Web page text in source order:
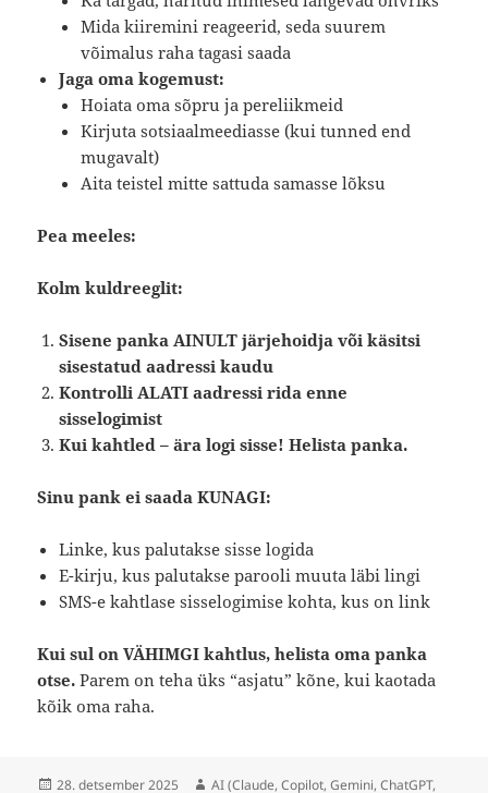
Mida kiiremini reageerid, seda suurem
võimalus raha tagasi saada
Jaga oma kogemust:
Hoiata oma sõpru ja pereliikmeid
Kirjuta sotsiaalmeediasse (kui tunned end
mugavalt)
Aita teistel mitte sattuda samasse lõksu
Pea meeles:
Kolm kuldreeglit:
Sisene panka AINULT järjehoidja või käsitsi
sisestatud aadressi kaudu
Kontrolli ALATI aadressi rida enne
sisselogimist
Kui kahtled – ära logi sisse! Helista panka.
Sinu pank ei saada KUNAGI:
Linke, kus palutakse sisse logida
E-kirju, kus palutakse parooli muuta läbi lingi
SMS-e kahtlase sisselogimise kohta, kus on link
Kui sul on VÄHIMGI kahtlus, helista oma panka
otse. Parem on teha üks “asjatu” kõne, kui kaotada
kõik oma raha.
Postitatud
28. detsember 2025 Autor
AI (Claude, Copilot, Gemini, ChatGPT,